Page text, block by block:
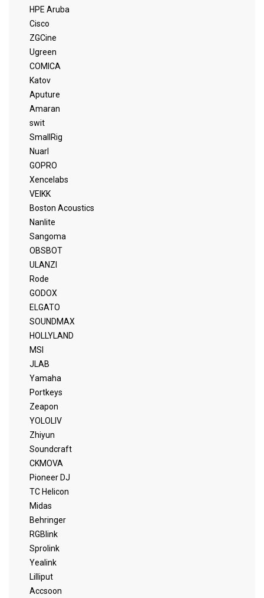
HPE Aruba
Cisco
ZGCine
Ugreen
COMICA
Katov
Aputure
Amaran
swit
SmallRig
Nuarl
GOPRO
Xencelabs
VEIKK
Boston Acoustics
Nanlite
Sangoma
OBSBOT
ULANZI
Rode
GODOX
ELGATO
SOUNDMAX
HOLLYLAND
MSI
JLAB
Yamaha
Portkeys
Zeapon
YOLOLIV
Zhiyun
Soundcraft
CKMOVA
Pioneer DJ
TC Helicon
Midas
Behringer
RGBlink
Sprolink
Yealink
Lilliput
Accsoon